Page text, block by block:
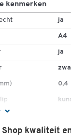
kenmerken
ja
A4
ja
0,4
verpakking 12
Shop kwaliteit